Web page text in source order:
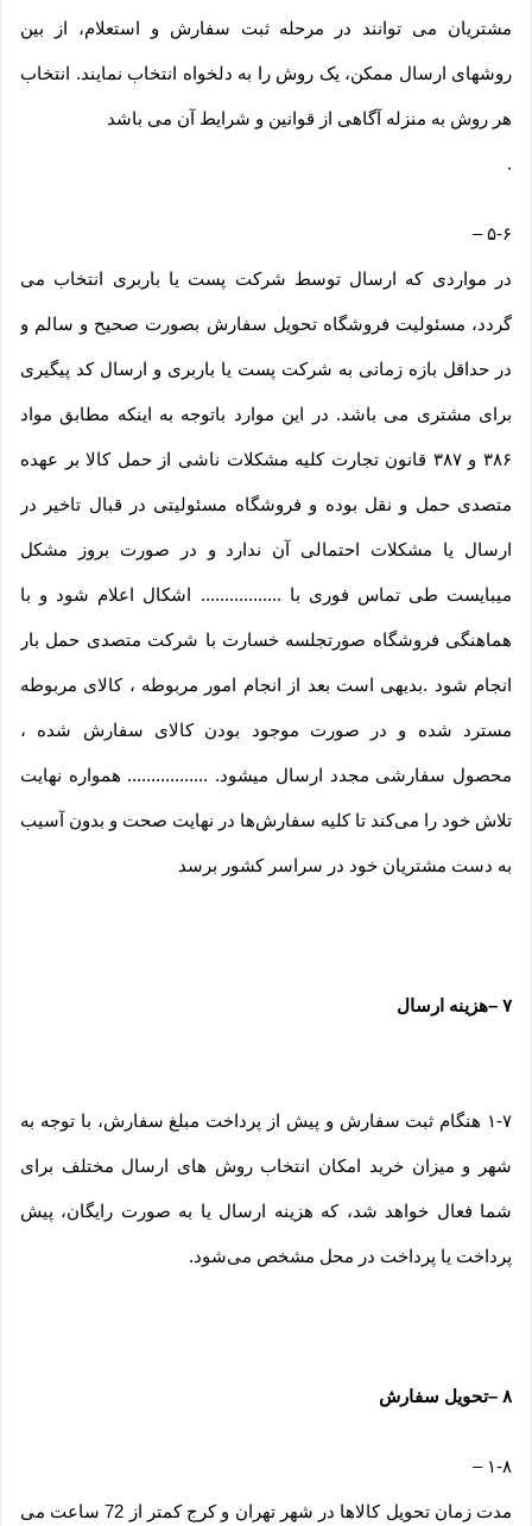
مشتریان می توانند در مرحله ثبت سفارش و استعلام، از بین
روشهای ارسال ممکن، یک روش را به دلخواه انتخاب نمایند. انتخاب
هر روش به منزله آگاهی از قوانین و شرایط آن می باشد
.
۵-۶–
در مواردی که ارسال توسط شرکت پست یا باربری انتخاب می
گردد، مسئولیت فروشگاه تحویل سفارش بصورت صحیح و سالم و
در حداقل بازه زمانی به شرکت پست یا باربری و ارسال کد پیگیری
برای مشتری می باشد. در این موارد باتوجه به اینکه مطابق مواد
۳۸۶ و ۳۸۷ قانون تجارت کلیه مشکلات ناشی از حمل کالا بر عهده
متصدی حمل و نقل بوده و فروشگاه مسئولیتی در قبال تاخیر در
ارسال یا مشکلات احتمالی آن ندارد و در صورت بروز مشکل
میبایست طی تماس فوری با ................. اشکال اعلام شود و با
هماهنگی فروشگاه صورتجلسه خسارت با شرکت متصدی حمل بار
انجام شود .بدیهی است بعد از انجام امور مربوطه ، کالای مربوطه
مسترد شده و در صورت موجود بودن کالای سفارش شده ،
محصول سفارشی مجدد ارسال میشود. ................. همواره نهایت
تلاش خود را می‏‌کند تا کلیه سفارش‏‌ها در نهایت صحت و بدون آسیب
به دست مشتریان خود در سراسر کشور برسد
۷ –هزینه ارسال
۱-۷ هنگام ثبت سفارش و پیش از پرداخت مبلغ سفارش، با توجه به
شهر و میزان خرید امکان انتخاب روش های ارسال مختلف برای
شما فعال خواهد شد، که هزینه ارسال یا به صورت رایگان، پیش
پرداخت یا پرداخت در محل مشخص می‌شود.
۸ –تحویل سفارش
۱-۸ –
مدت زمان تحویل کالاها در شهر تهران و کرج کمتر از 72 ساعت می